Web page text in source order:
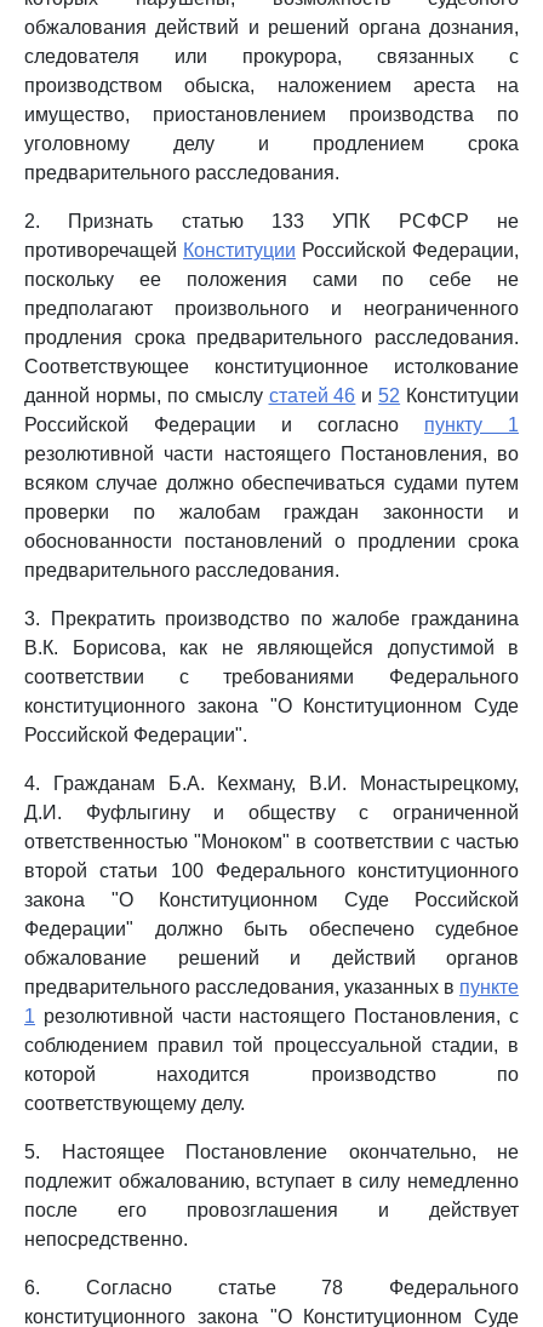
обжалования действий и решений органа дознания,
следователя или прокурора, связанных с
производством обыска, наложением ареста на
имущество, приостановлением производства по
уголовному делу и продлением срока
предварительного расследования.
2. Признать статью 133 УПК РСФСР не
противоречащей Конституции Российской Федерации,
поскольку ее положения сами по себе не
предполагают произвольного и неограниченного
продления срока предварительного расследования.
Соответствующее конституционное истолкование
данной нормы, по смыслу статей 46 и 52 Конституции
Российской Федерации и согласно пункту 1
резолютивной части настоящего Постановления, во
всяком случае должно обеспечиваться судами путем
проверки по жалобам граждан законности и
обоснованности постановлений о продлении срока
предварительного расследования.
3. Прекратить производство по жалобе гражданина
В.К. Борисова, как не являющейся допустимой в
соответствии с требованиями Федерального
конституционного закона "О Конституционном Суде
Российской Федерации".
4. Гражданам Б.А. Кехману, В.И. Монастырецкому,
Д.И. Фуфлыгину и обществу с ограниченной
ответственностью "Моноком" в соответствии с частью
второй статьи 100 Федерального конституционного
закона "О Конституционном Суде Российской
Федерации" должно быть обеспечено судебное
обжалование решений и действий органов
предварительного расследования, указанных в пункте
1 резолютивной части настоящего Постановления, с
соблюдением правил той процессуальной стадии, в
которой находится производство по
соответствующему делу.
5. Настоящее Постановление окончательно, не
подлежит обжалованию, вступает в силу немедленно
после его провозглашения и действует
непосредственно.
6. Согласно статье 78 Федерального
конституционного закона "О Конституционном Суде